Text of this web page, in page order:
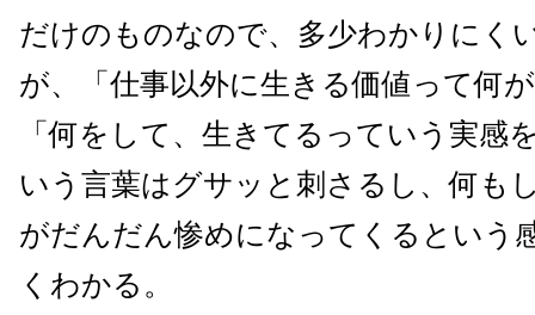
だけのものなので、多少わかりにく
が、「仕事以外に生きる価値って何
「何をして、生きてるっていう実感
いう言葉はグサッと刺さるし、何も
がだんだん惨めになってくるという
くわかる。